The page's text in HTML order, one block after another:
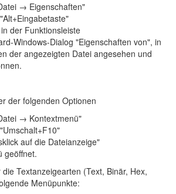
→ Eigenschaften"
in der Funktionsleiste
Windows-Dialog "Eigenschaften von", in
der angezeigten Datei angesehen und
der folgenden Optionen
→ Kontextmenü"
auf die Dateianzeige"
geöffnet.
Textanzeigearten (Text, Binär, Hex,
Menüpunkte: